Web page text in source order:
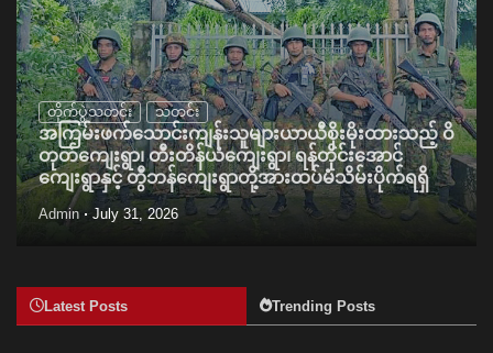
တိုက်ပွဲသတင်း သတင်း
အကြမ်းဖက်သောင်းကျန်းသူများယာယီစိုးမိုးထားသည့် ဝိ
တုတ်ကျေးရွာ၊ တီးတိန်ယံကျေးရွာ၊ ရန်တိုင်းအောင်
ကျေးရွာနှင့် တွီဘန်ကျေးရွာတို့အားထပ်မံသိမ်းပိုက်ရရှိ
Admin July 31, 2026
Latest Posts Trending Posts